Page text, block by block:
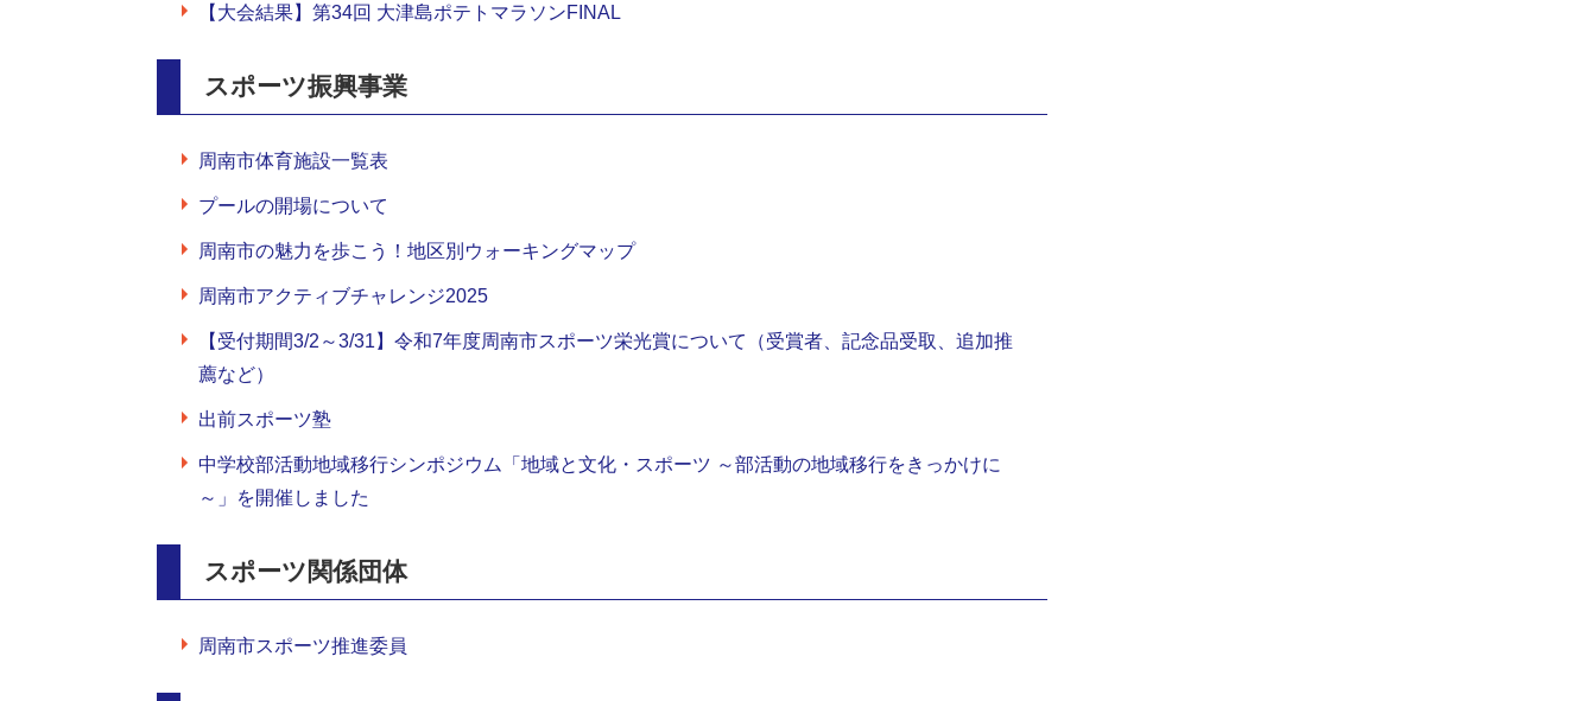
【大会結果】第34回 大津島ポテトマラソンFINAL
スポーツ振興事業
周南市体育施設一覧表
プールの開場について
周南市の魅力を歩こう！地区別ウォーキングマップ
周南市アクティブチャレンジ2025
【受付期間3/2～3/31】令和7年度周南市スポーツ栄光賞について（受賞者、記念品受取、追加推
薦など）
出前スポーツ塾
中学校部活動地域移行シンポジウム「地域と文化・スポーツ ～部活動の地域移行をきっかけに
～」を開催しました
スポーツ関係団体
周南市スポーツ推進委員